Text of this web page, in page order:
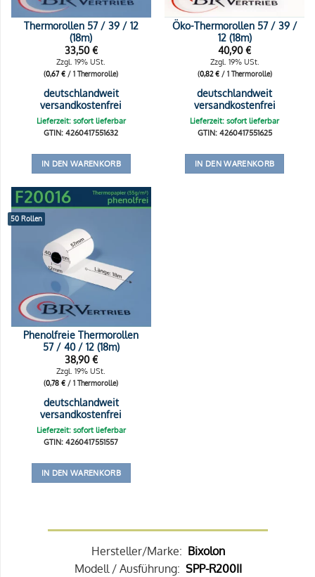
Thermorollen 57 / 39 / 12
(18m)
33,50€
Zzgl. 19% USt.
(0,67€ / 1 Thermorolle)
deutschlandweit
versandkostenfrei
Lieferzeit: sofort lieferbar
GTIN: 4260417551632
IN DEN WARENKORB
Öko-Thermorollen 57 / 39 /
12 (18m)
40,90€
Zzgl. 19% USt.
(0,82€/ 1 Thermorolle)
deutschlandweit
versandkostenfrei
Lieferzeit: sofort lieferbar
GTIN: 4260417551625
IN DEN WARENKORB
50 Rollen
Phenolfreie Thermorollen
57 / 40 / 12 (18m)
38,90€
Zzgl. 19% USt.
(0,78€ / 1 Thermorolle)
deutschlandweit
versandkostenfrei
Lieferzeit: sofort lieferbar
GTIN: 4260417551557
IN DEN WARENKORB
Hersteller/Marke: Bixolon
Modell / Ausführung: SPP-R200II